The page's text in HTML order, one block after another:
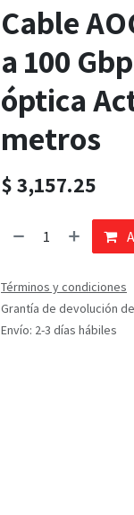
Cable
a 100
óptica
metros
$3,157.25
Términos y condiciones
Grantía de devolución
Envío: 2-3 días hábiles